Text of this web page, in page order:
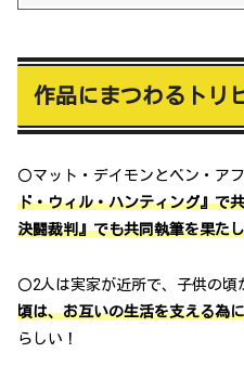
作品にまつわるトリ
〇マット・デイモンとベン・ア
ド・ウィル・ハンティング』で
決闘裁判』でも共同執筆を果た
〇2人は実家が近所で、子供の頃
頃は、お互いの生活を支える為
らしい！